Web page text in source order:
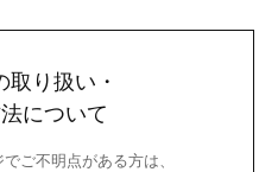
取り扱い・
について
ご不明点がある方は、